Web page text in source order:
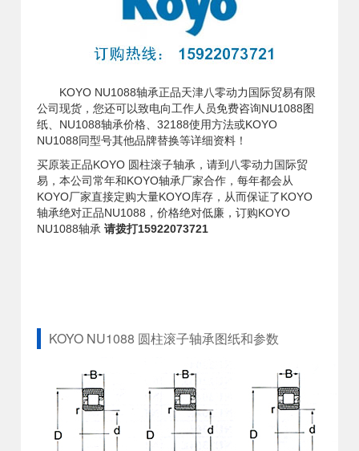
KOYO NU1088轴承正品天津八零动力国际贸易有限
公司现货，您还可以致电向工作人员免费咨询NU1088图
纸、NU1088轴承价格、32188使用方法或KOYO
NU1088同型号其他品牌替换等详细资料！
买原装正品KOYO 圆柱滚子轴承，请到八零动力国际贸
易，本公司常年和KOYO轴承厂家合作，每年都会从
KOYO厂家直接定购大量KOYO库存，从而保证了KOYO
轴承绝对正品NU1088，价格绝对低廉，订购KOYO
NU1088轴承请拨打15922073721
KOYO NU1088 圆柱滚子轴承图纸和参数